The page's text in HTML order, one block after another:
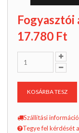
Fogyasztói
17.780 Ft
KOSÁRBA TESZ
Szállítási
Tegye fel kérdését